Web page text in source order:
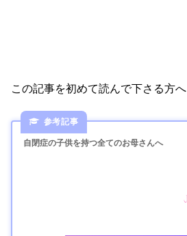
この記事を初めて読んで下さる方へ
自閉症の子供を持つ全てのお母さんへ